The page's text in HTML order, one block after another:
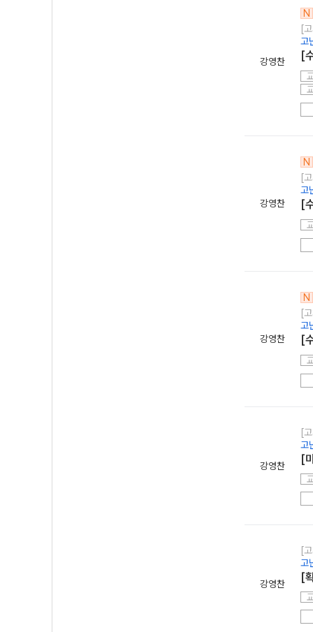
강영찬
N
[
고
[
강영찬
N
[
고
[
강영찬
N
[
고
[
강영찬
[
고
[
강영찬
[
고
[